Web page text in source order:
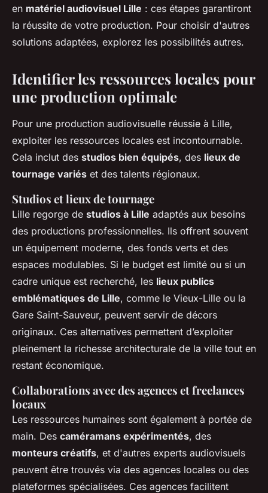
en matériel audiovisuel Lille : ces étapes garantiront
la réussite de votre production. Pour choisir d'autres
solutions adaptées, explorez les possibilités autres.
Identifier les ressources locales pour
une production optimale
Pour une production audiovisuelle réussie à Lille,
exploiter les ressources locales est incontournable.
Cela inclut des studios bien équipés, des lieux de
tournage variés et des talents régionaux.
Studios et lieux de tournage
Lille regorge de studios à Lille adaptés aux besoins
des productions professionnelles. Ils offrent souvent
un équipement moderne, des fonds verts et des
espaces modulables. Si le budget est limité ou si un
cadre unique est recherché, les lieux publics
emblématiques de Lille, comme le Vieux-Lille ou la
Gare Saint-Sauveur, peuvent servir de décors
originaux. Ces alternatives permettent d’exploiter
pleinement la richesse architecturale de la ville tout en
restant économique.
Collaborations avec des agences et freelances
locaux
Les ressources humaines sont également à portée de
main. Des caméramans expérimentés, des
monteurs créatifs, et d'autres experts audiovisuels
peuvent être trouvés via des agences locales ou des
plateformes spécialisées. Ces agences facilitent